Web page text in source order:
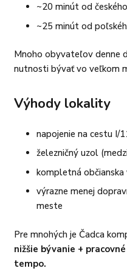
~20 minút od
~25 minút od
Mnoho obyvateľov denne
nutnosti bývať vo veľkom
Výhody lokality
napojenie na cestu I/
železničný uzol
kompletná
výrazne menej
meste
Pre mnohých je Čadca
nižšie bývanie +
tempo.